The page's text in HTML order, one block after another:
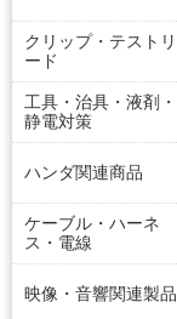
クリップ・テストリ
ード
工具・治具・液剤・
静電対策
ハンダ関連商品
ケーブル・ハーネ
ス・電線
映像・音響関連製品